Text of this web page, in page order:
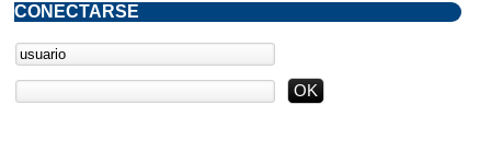
CONECTARSE